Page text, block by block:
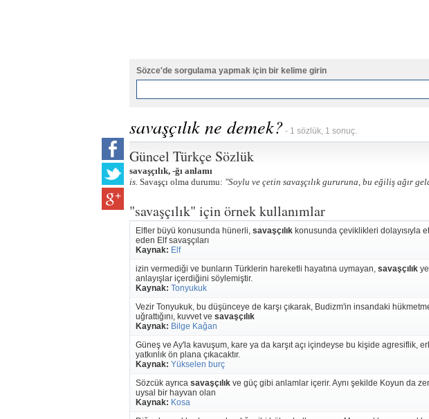
Sözce'de sorgulama yapmak için bir kelime girin
savaşçılık ne demek? - 1 sözlük, 1 sonuç.
Güncel Türkçe Sözlük
savaşçılık, -ğı anlamı
is. Savaşçı olma durumu: "Soylu ve çetin savaşçılık gururuna, bu eğiliş ağır
"savaşçılık" için örnek kullanımlar
Elfler büyü konusunda hünerli, savaşçılık konusunda çeviklikleri dolayısıyla
eden Elf savaşçıları
Kaynak: Elf
izin vermediği ve bunların Türklerin hareketli hayatına uymayan, savaşçılık
anlayışlar içerdiğini söylemiştir.
Kaynak: Tonyukuk
Vezir Tonyukuk, bu düşünceye de karşı çıkarak, Budizm'in insandaki
uğrattığını, kuvvet ve savaşçılık
Kaynak: Bilge Kağan
Güneş ve Ay'la kavuşum, kare ya da karşıt açı içindeyse bu kişide agresiflik,
yatkınlık ön plana çıkacaktır.
Kaynak: Yükselen burç
Sözcük ayrıca savaşçılık ve güç gibi anlamlar içerir. Aynı şekilde Koyun da
uysal bir hayvan olan
Kaynak: Kosa